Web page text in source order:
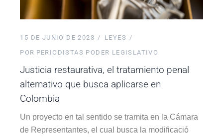
15 DE JUNIO DE 2023
LEYES
POR PERIODISTAS PODER LEGISLATIVO
Justicia restaurativa, el tratamiento penal
alternativo que busca aplicarse en
Colombia
Un proyecto en tal sentido se tramita en la Cámara
de Representantes, el cual busca la modificació